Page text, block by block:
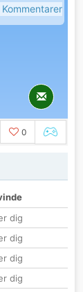
Kommentarer
0
dig
dig
dig
dig